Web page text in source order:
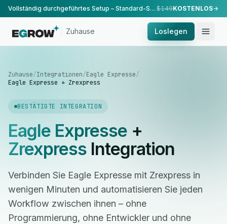
Vollständig durchgeführtes Setup – Standard-Setup, durchgeführt von unserem Team. $149KOSTENLOS
Zuhause Loslegen
Zuhause/Integrationen/Eagle Expresse/
Eagle Expresse + Zrexpress
BESTÄTIGTE INTEGRATION
Eagle Expresse+
ZrexpressIntegration
Verbinden Sie Eagle Expresse mit Zrexpress in
wenigen Minuten und automatisieren Sie jeden
Workflow zwischen ihnen – ohne
Programmierung, ohne Entwickler und ohne